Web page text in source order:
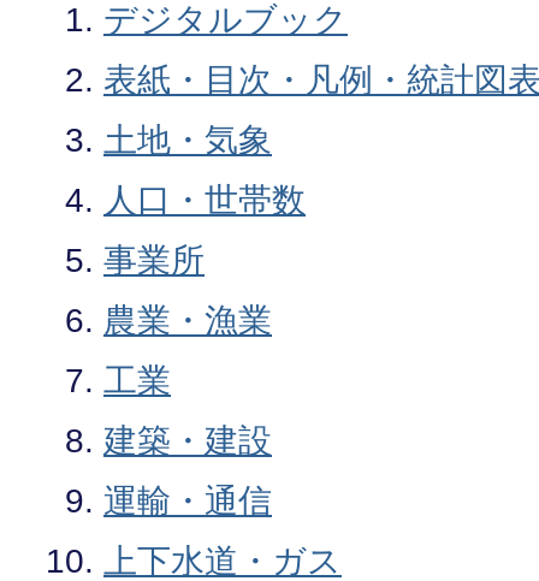
デジタルブック
表紙・目次・凡例・統計図
土地・気象
人口・世帯数
事業所
農業・漁業
工業
建築・建設
運輸・通信
上下水道・ガス